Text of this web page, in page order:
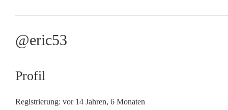
@eric53
Profil
Registrierung: vor 14 Jahren, 6 Monaten